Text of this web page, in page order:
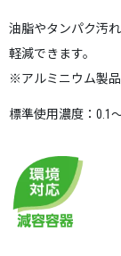
油脂やタンパク汚
軽減できます。
※アルミニウム製品
標準使用濃度：0.1